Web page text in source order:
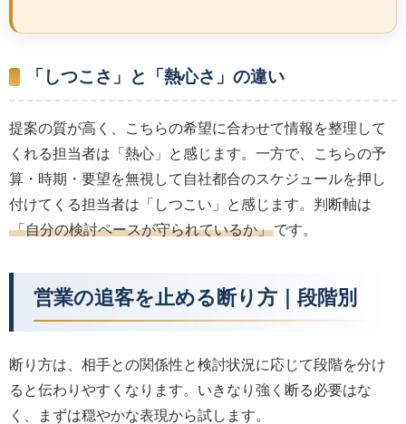
「しつこさ」と「熱心さ」の違い
提案の質が高く、こちらの希望に合わせて情報を整理して
くれる担当者は「熱心」と感じます。一方で、こちらの予
算・時期・要望を無視して自社都合のスケジュールを押し
付けてくる担当者は「しつこい」と感じます。判断軸は
「自分の検討ペースが守られているか」です。
営業の追客を止める断り方｜段階別
断り方は、相手との関係性と検討状況に応じて段階を分け
ると伝わりやすくなります。いきなり強く断る必要はな
く、まずは穏やかな表現から試します。